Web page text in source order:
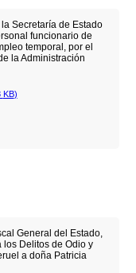
Secretaría de Estado
funcionario de
temporal, por el
la Administración
KB)
General del Estado,
Delitos de Odio y
a doña Patricia